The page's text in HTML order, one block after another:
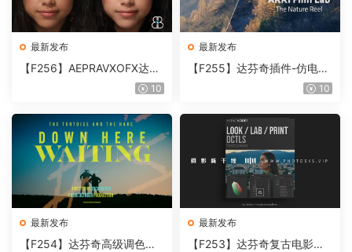
最新发布
【F256】AEPRAVXOFX达芬
奇视频人像磨皮润肤美颜插件
10
最新发布
【F255】达芬奇插件-仿电影
胶片视频调色插件 ARRI Film
10
最新发布
【F254】达芬奇高级调色插
最新发布
【F253】达芬奇复古电影胶